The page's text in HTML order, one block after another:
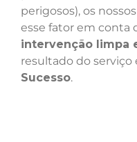
perigosos), os
esse fator em conta
intervenção limpa
resultado do serviço
Sucesso.